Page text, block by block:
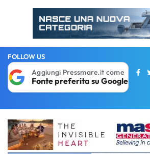
FOLLOW US
Aggiungi Pressmare.it come
Fonte preferita su Google